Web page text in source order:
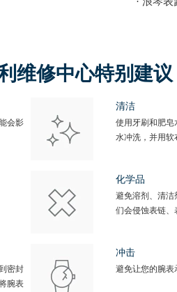
维修中心特别建议
会影
清洁
使用牙刷和肥皂
水冲洗，并用软
化学品
避免溶剂、清洁
们会侵蚀表链、
密封
腕表
冲击
避免让您的腕表